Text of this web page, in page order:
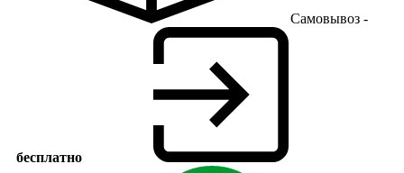
Самовывоз -
бесплатно